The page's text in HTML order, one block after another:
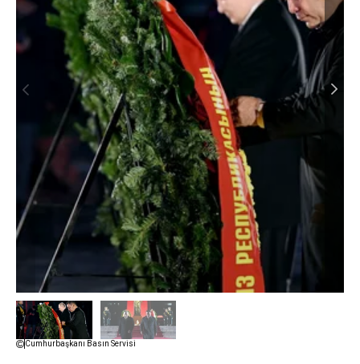
Cumhurbaşkanı Basın Servisi